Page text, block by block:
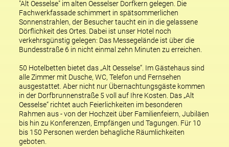
"Alt Oesselse" im alten Oesselser Dorfkern gelegen. Die
Fachwerkfassade schimmert in spätsommerlichen
Sonnenstrahlen, der Besucher taucht ein in die gelassene
Dörflichkeit des Ortes. Dabei ist unser Hotel noch
verkehrsgünstig gelegen: Das Messegelände ist über die
Bundesstraße 6 in nicht einmal zehn Minuten zu erreichen.
50 Hotelbetten bietet das „Alt Oesselse“. Im Gästehaus sind
alle Zimmer mit Dusche, WC, Telefon und Fernsehen
ausgestattet. Aber nicht nur Übernachtungsgäste kommen
in der Dorfbrunnenstraße 5 voll auf Ihre Kosten. Das „Alt
Oesselse“ richtet auch Feierlichkeiten im besonderen
Rahmen aus - von der Hochzeit über Familienfeiern, Jubiläen
bis hin zu Konferenzen, Empfängen und Tagungen. Für 10
bis 150 Personen werden behagliche Räumlichkeiten
geboten.